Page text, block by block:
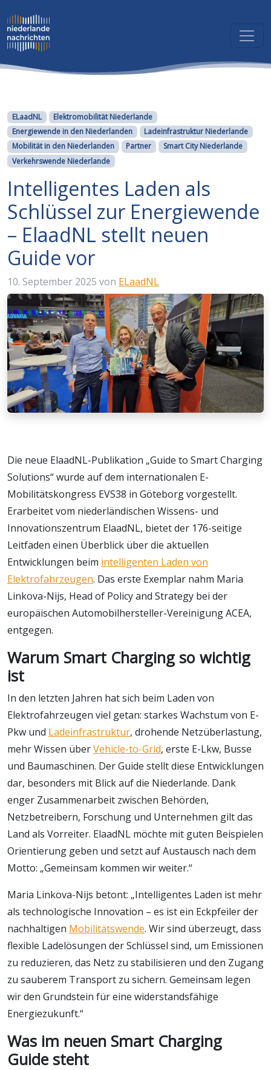
Kategorien
ELaadNL
Elektromobilität Niederlande
Energiewende in den Niederlanden
Ladeinfrastruktur Niederlande
Mobilität in den Niederlanden
Partner
Smart City Niederlande
Verkehrswende Niederlande
Intelligentes Laden als
Schlüssel zur Energiewende
– ElaadNL stellt neuen
Guide vor
10. September 2025 von ELaadNL
Die neue ElaadNL-Publikation „Guide to Smart Charging
Solutions“ wurde auf dem internationalen E-
Mobilitätskongress EVS38 in Göteborg vorgestellt.
Erarbeitet vom niederländischen Wissens- und
Innovationszentrum ElaadNL, bietet der 176-seitige
Leitfaden einen Überblick über die aktuellen
Entwicklungen beim intelligenten Laden von
Elektrofahrzeugen. Das erste Exemplar nahm Maria
Linkova-Nijs, Head of Policy and Strategy bei der
europäischen Automobilhersteller-Vereinigung ACEA,
entgegen.
Warum Smart Charging so wichtig
ist
In den letzten Jahren hat sich beim Laden von
Elektrofahrzeugen viel getan: starkes Wachstum von E-
Pkw und Ladeinfrastruktur, drohende Netzüberlastung,
mehr Wissen überVehicle-to-Grid, erste E-Lkw, Busse
und Baumaschinen. Der Guide stellt diese Entwicklungen
dar, besonders mit Blick auf die Niederlande. Dank
enger Zusammenarbeit zwischen Behörden,
Netzbetreibern, Forschung und Unternehmen gilt das
Land als Vorreiter. ElaadNL möchte mit guten Beispielen
Orientierung geben und setzt auf Austausch nach dem
Motto: „Gemeinsam kommen wir weiter.“
Maria Linkova-Nijs betont: „Intelligentes Laden ist mehr
als technologische Innovation – es ist ein Eckpfeiler der
nachhaltigen Mobilitätswende. Wir sind überzeugt, dass
flexible Ladelösungen der Schlüssel sind, um Emissionen
zu reduzieren, das Netz zu stabilisieren und den Zugang
zu sauberem Transport zu sichern. Gemeinsam legen
wir den Grundstein für eine widerstandsfähige
Energiezukunft.“
Was im neuen Smart Charging
Guide steht